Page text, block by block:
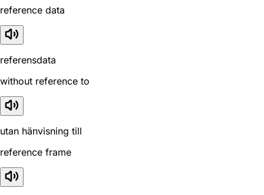
reference data
referensdata
without reference to
utan hänvisning till
reference frame